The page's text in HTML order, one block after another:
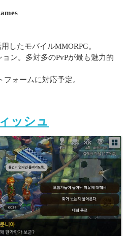
したモバイルMMORPG。
ン。多対多のPvPが最も魅力的
ォームに対応予定。
ッシュ